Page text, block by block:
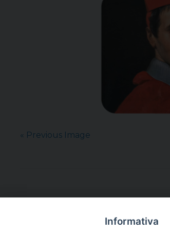
« Previous Image
Informativa